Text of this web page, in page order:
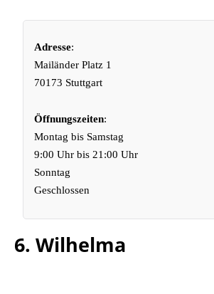
Adresse:
Mailänder Platz 1
70173 Stuttgart
Öffnungszeiten:
Montag bis Samstag
9:00 Uhr bis 21:00 Uhr
Sonntag
Geschlossen
6. Wilhelma